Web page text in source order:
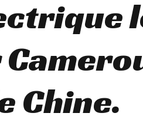
Chine.